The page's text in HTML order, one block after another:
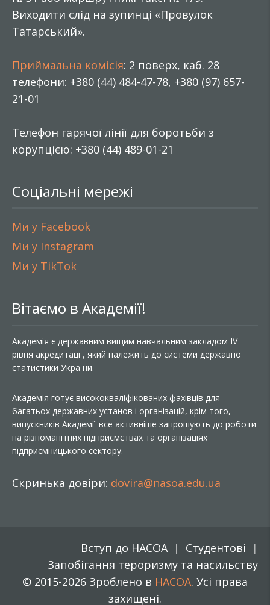
Виходити слід на зупинці «Провулок
Татарський».
Приймальна комісія: 2 поверх, каб. 28
телефони: +380 (44) 484-47-78, +380 (97) 657-
21-01
Телефон гарячої лінії для боротьби з
корупцією: +380 (44) 489-01-21
Соціальні мережі
Ми у Facebook
Ми у Instagram
Ми у TikTok
Вітаємо в Академії!
Академія є державним вищим навчальним закладом IV
рівня акредитації, який належить до системи державної
статистики України.
Академія готує висококваліфікованих фахівців для
багатьох державних установ і організацій, крім того,
випускників Академії все активніше запрошують до роботи
на різноманітних підприємствах та організаціях
підприємницького сектору.
Скринька довіри: dovira@nasoa.edu.ua
Вступ до НАСОА
Студентові
Запобігання тероризму та насильству
© 2015-2026 Зроблено в НАСОА. Усі права
захищені.